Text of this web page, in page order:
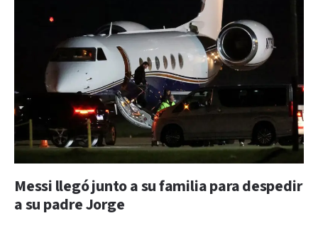
Messi llegó junto a su familia para despedir
a su padre Jorge